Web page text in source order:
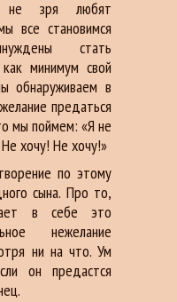
не зря любят
все становимся
стать
минимум свой
обнаруживаем в
предаться
мы поймем: «Я не
хочу! Не хочу!»
по этому
сына. Про то,
в себе это
нежелание
ни на что. Ум
он предастся